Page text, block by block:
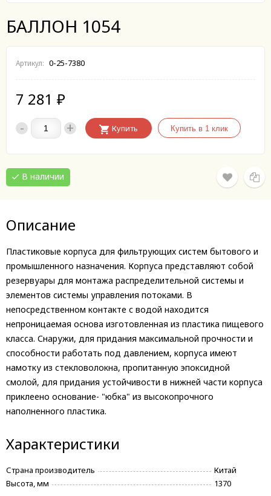
БАЛЛОН 1054
Артикул: 0-25-7380
7 281 ₽
- + Купить
В наличии
Описание
Пластиковые корпуса для фильтрующих систем бытового и
промышленного назначения. Корпуса представляют собой
резервуары для монтажа распределительной системы и
элементов системы управления потоками. В
непосредственном контакте с водой находится
непроницаемая основа изготовленная из пластика пищевого
класса. Снаружи, для придания максимальной прочности и
способности работать под давлением, корпуса имеют
намотку из стекловолокна, пропитанную эпоксидной
смолой, для придания устойчивости в нижней части корпуса
приклеено основание- "юбка" из высокопрочного
наполненного пластика.
Характеристики
Страна производитель
Китай
Высота, мм
1370